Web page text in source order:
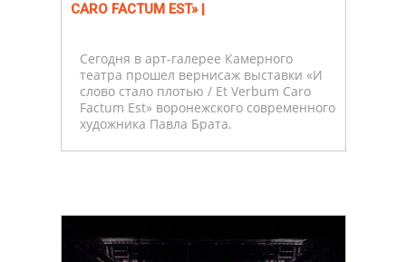
CARO FACTUM EST» |
Сегодня в арт-галерее Камерного
театра прошел вернисаж выставки «И
слово стало плотью / Et Verbum Caro
Factum Est» воронежского современного
художника Павла Брата.